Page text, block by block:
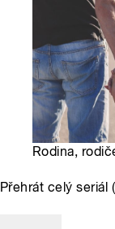
Rodina,
Přehrát celý seriál